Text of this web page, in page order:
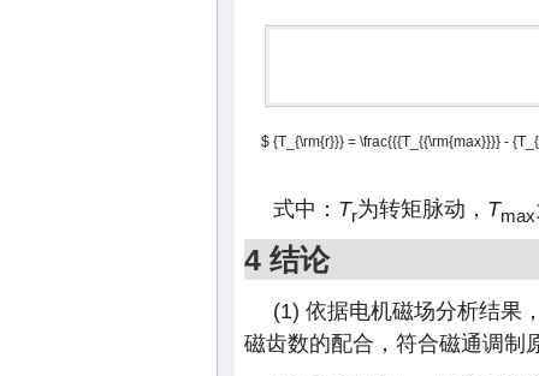
$ {T_{\rm{r}}} = \frac{{{T_{{\rm{max}}}} -
式中： Tr为转矩脉动， Tmax
4 结论
(1) 依据电机磁场分析结果
磁齿数的配合，符合磁通调制